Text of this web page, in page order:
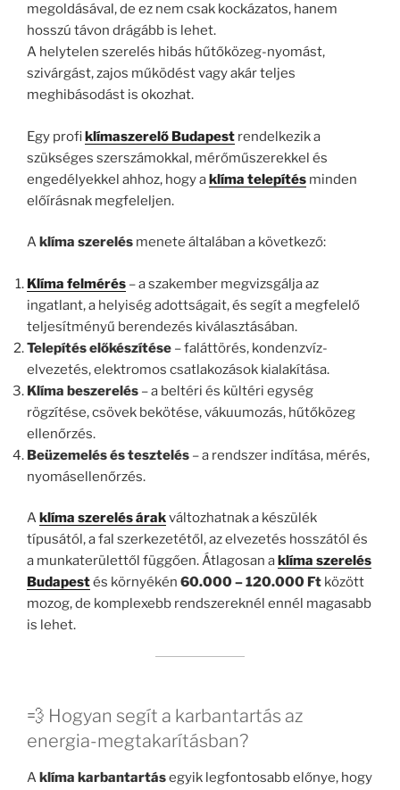
megoldásával, de ez nem csak kockázatos, hanem
hosszú távon drágább is lehet.
A helytelen szerelés hibás hűtőközeg-nyomást,
szivárgást, zajos működést vagy akár teljes
meghibásodást is okozhat.
Egy profiklímaszerelő Budapest rendelkezik a
szükséges szerszámokkal, mérőműszerekkel és
engedélyekkel ahhoz, hogy aklíma telepítés minden
előírásnak megfeleljen.
Aklíma szerelés menete általában a következő:
Klíma felmérés – a szakember megvizsgálja az
ingatlant, a helyiség adottságait, és segít a megfelelő
teljesítményű berendezés kiválasztásában.
Telepítés előkészítése – faláttörés, kondenzvíz-
elvezetés, elektromos csatlakozások kialakítása.
Klíma beszerelés – a beltéri és kültéri egység
rögzítése, csövek bekötése, vákuumozás, hűtőközeg
ellenőrzés.
Beüzemelés és tesztelés – a rendszer indítása, mérés,
nyomásellenőrzés.
Aklíma szerelés árakváltozhatnak a készülék
típusától, a fal szerkezetétől, az elvezetés hosszától és
a munkaterülettől függően. Átlagosan aklíma szerelés
Budapestés környékén 60.000 – 120.000 Ft között
mozog, de komplexebb rendszereknél ennél magasabb
is lehet.
💨 Hogyan segít a karbantartás az
energia-megtakarításban?
Aklíma karbantartásegyik legfontosabb előnye, hogy